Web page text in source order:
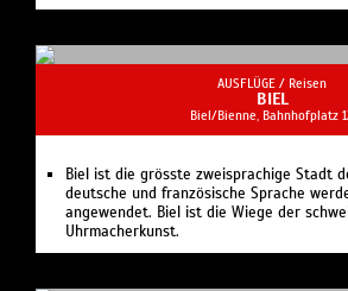
AUSFLÜGE / Reisen
BIEL
Biel/Bienne, Bahnhofplatz
Biel ist die grösste zweisprachige Stadt
deutsche und französische Sprache
angewendet. Biel ist die Wiege der
Uhrmacherkunst.